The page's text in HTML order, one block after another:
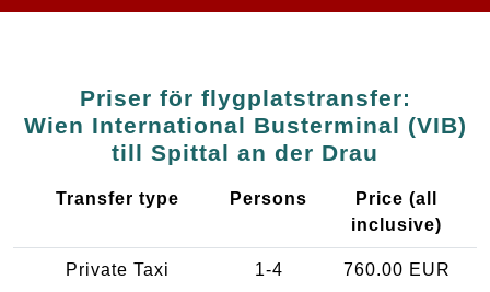
Priser för flygplatstransfer:
Wien International Busterminal (VIB)
till Spittal an der Drau
Transfer type Persons
Price (all
inclusive)
Private Taxi 1-4 760.00 EUR